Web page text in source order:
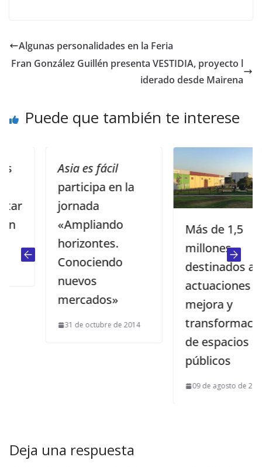
Algunas personalidades en la Feria
Fran González Guillén presenta VESTIDIA, proyecto l
iderado desde Mairena
Puede que también te interese
Asia es fácil
participa en la
jornada
«Ampliando
horizontes.
Conociendo
nuevos
mercados»
31 de octubre de 2014
Más de 1,5
millones
destinados a
actuaciones de
mejora y
transformación
de espacios
públicos
09 de agosto de 2024
Deja una respuesta